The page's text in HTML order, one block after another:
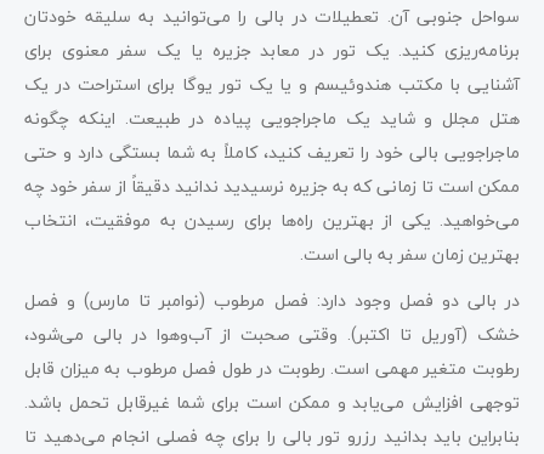
سواحل جنوبی آن. تعطیلات در بالی را می‌توانید به سلیقه خودتان
برنامه‌ریزی کنید. یک تور در معابد جزیره یا یک سفر معنوی برای
آشنایی با مکتب هندوئیسم و یا یک تور یوگا برای استراحت در یک
هتل مجلل و شاید یک ماجراجویی پیاده در طبیعت. اینکه چگونه
ماجراجویی بالی خود را تعریف کنید، کاملاً به شما بستگی دارد و حتی
ممکن است تا زمانی که به جزیره نرسیدید ندانید دقیقاً از سفر خود چه
می‌خواهید. یکی از بهترین راه‌ها برای رسیدن به موفقیت، انتخاب
بهترین زمان سفر به بالی است.
در بالی دو فصل وجود دارد: فصل مرطوب (نوامبر تا مارس) و فصل
خشک (آوریل تا اکتبر). وقتی صحبت از آب‌وهوا در بالی می‌شود،
رطوبت متغیر مهمی است. رطوبت در طول فصل مرطوب به میزان قابل
توجهی افزایش می‌یابد و ممکن است برای شما غیرقابل تحمل باشد.
بنابراین باید بدانید رزرو تور بالی را برای چه فصلی انجام می‌دهید تا